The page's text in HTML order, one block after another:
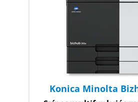
Konica Minolta